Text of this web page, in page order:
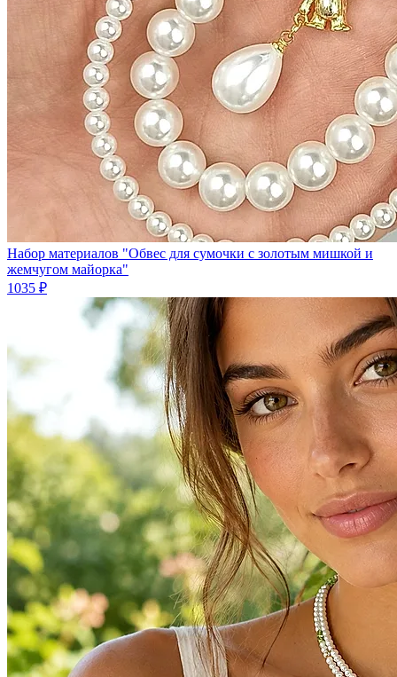
Набор материалов "Обвес для сумочки с золотым мишкой и
жемчугом майорка"
1035 ₽